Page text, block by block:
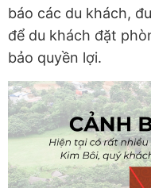
báo các du khách,
để du khách đặt
bảo quyền lợi.